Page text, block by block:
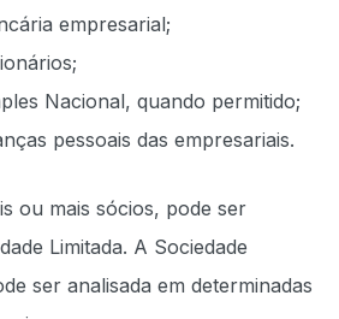
empresarial;
Nacional, quando permitido;
pessoais das empresariais.
ou mais sócios, pode ser
Limitada. A Sociedade
ser analisada em determinadas